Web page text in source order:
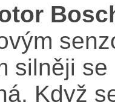
silněji
Když